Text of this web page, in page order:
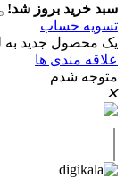
بروز شد!
جدید به لیست
ها